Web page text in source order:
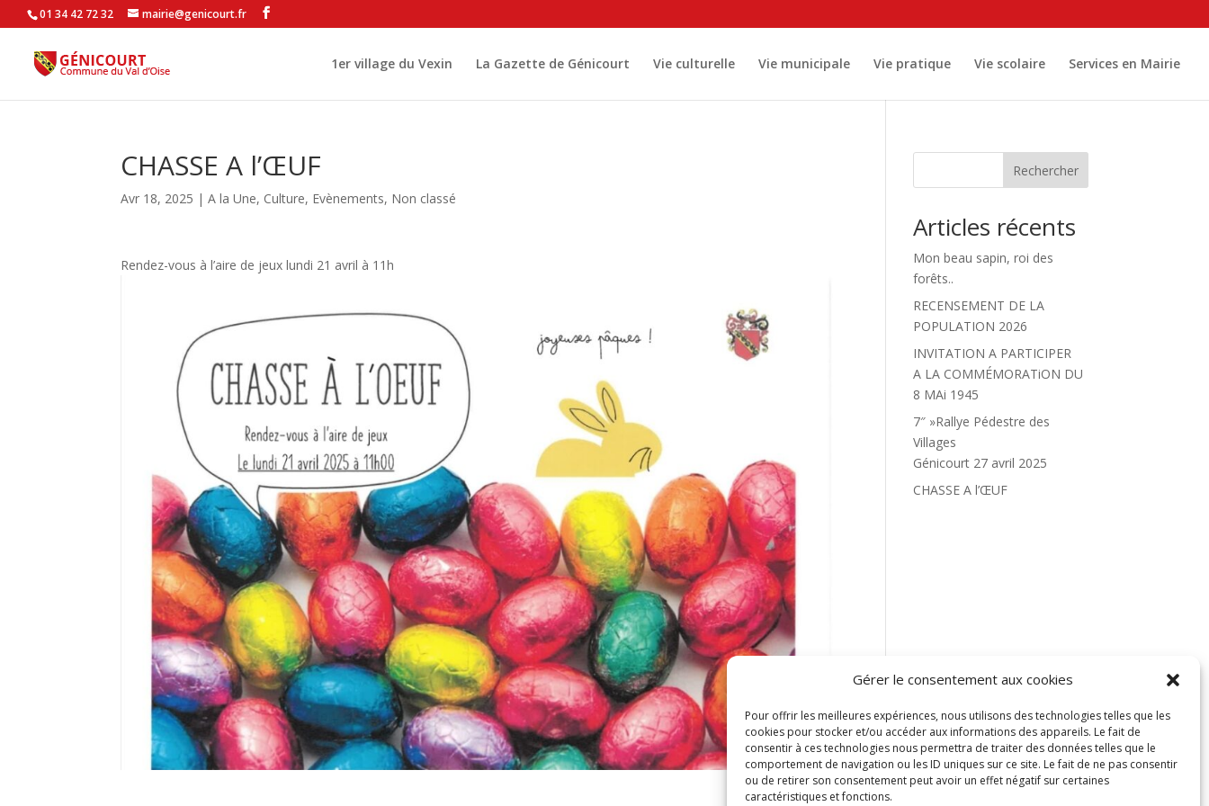
Gérer le consentement aux cookies
Pour offrir les meilleures expériences, nous utilisons des technologies telles que les
cookies pour stocker et/ou accéder aux informations des appareils. Le fait de
consentir à ces technologies nous permettra de traiter des données telles que le
comportement de navigation ou les ID uniques sur ce site. Le fait de ne pas consentir
ou de retirer son consentement peut avoir un effet négatif sur certaines
caractéristiques et fonctions.
01 34 42 72 32 mairie@genicourt.fr
1er village du Vexin La Gazette de Génicourt Vie culturelle Vie municipale Vie pratique Vie scolaire Services en Mairie
CHASSE A l’ŒUF
Avr 18, 2025 |A la Une, Culture, Evènements, Non classé
Rendez-vous à l’aire de jeux lundi 21 avril à 11h
Rechercher
Articles récents
Mon beau sapin, roi des
forêts..
RECENSEMENT DE LA
POPULATION 2026
INVITATION A PARTICIPER
A LA COMMÉMORATiON DU
8 MAi 1945
7″ »Rallye Pédestre des
Villages
Génicourt 27 avril 2025
CHASSE A l’ŒUF